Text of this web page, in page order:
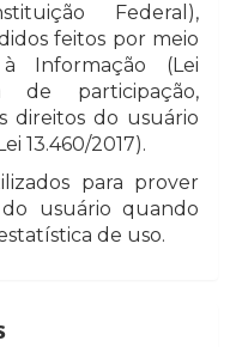
Federal),
feitos por meio
Informação (Lei
de participação,
direitos do usuário
13.460/2017).
para prover
do usuário quando
de uso.